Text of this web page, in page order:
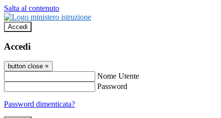
Salta al contenuto
Accedi
Accedi
button close ×
Nome Utente
Password
Password dimenticata?